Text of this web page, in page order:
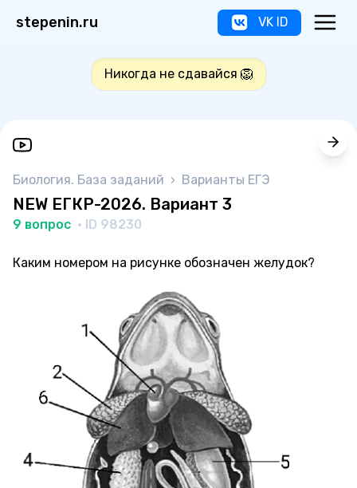
stepenin.ru VK ID
Никогда не сдавайся 🦁
Биология. База заданий › Варианты ЕГЭ
NEW ЕГКР-2026. Вариант 3
9 вопрос · ID 98230
Каким номером на рисунке обозначен желудок?